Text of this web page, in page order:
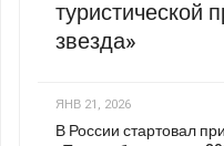
туристической
звезда»
ЯНВ 21, 2026
В России стартовал